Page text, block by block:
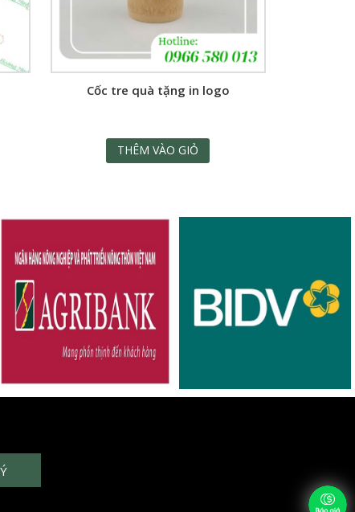
Cốc tre quà tặng in logo
THÊM VÀO GIỎ